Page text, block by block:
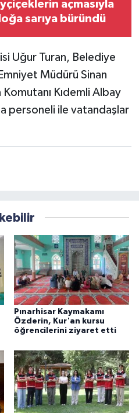
açmasıyla
sarıya büründü
Uğur Turan, Belediye
Müdürü Sinan
Kıdemli Albay
personeli ile vatandaşlar
Pınarhisar Kaymakamı
Özderin, Kur'an kursu
öğrencilerini ziyaret etti